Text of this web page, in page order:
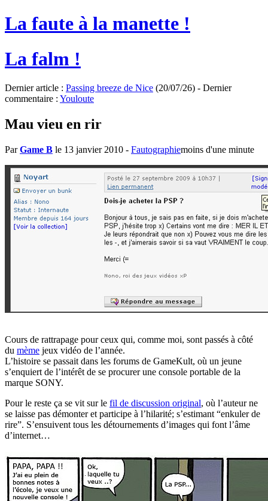
La faute à la manette !
La falm !
Dernier article : Passing breeze de Nice (20/07/26) - Dernier
commentaire : Youloute
Mau vieu en rir
ParGame B le 13 janvier 2010 - Fautographiemoins d'une minute
Cours de rattrapage pour ceux qui, comme moi, sont passés à côté
du mème jeux vidéo de l’année.
L’histoire se passait dans les forums de GameKult, où un jeune
s’enquiert de l’intérêt de se procurer une console portable de la
marque SONY.
Pour le reste ça se vit sur le fil de discussion original, où l’auteur ne
se laisse pas démonter et participe à l’hilarité; s’estimant “enkuler de
rire”. S’ensuivent tous les détournements d’images qui font l’âme
d’internet…